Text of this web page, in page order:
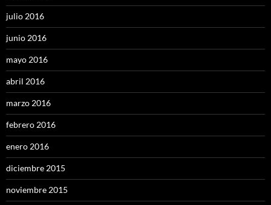
julio 2016
junio 2016
mayo 2016
abril 2016
marzo 2016
febrero 2016
enero 2016
diciembre 2015
noviembre 2015